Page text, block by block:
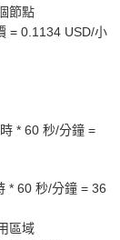
節點
= 0.1134 USD/小
* 60 秒/分鐘 =
* 60 秒/分鐘 = 36
區域